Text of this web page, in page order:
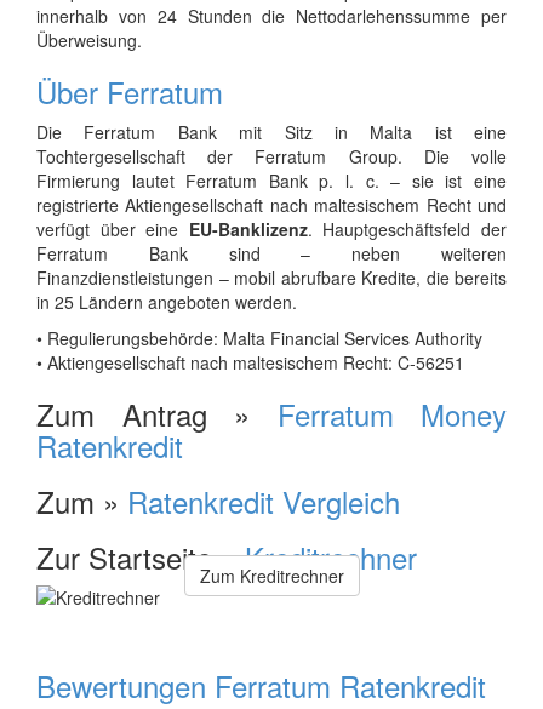
innerhalb von 24 Stunden die Nettodarlehenssumme per
Überweisung.
Über Ferratum
Die Ferratum Bank mit Sitz in Malta ist eine
Tochtergesellschaft der Ferratum Group. Die volle
Firmierung lautet Ferratum Bank p. l. c. – sie ist eine
registrierte Aktiengesellschaft nach maltesischem Recht und
verfügt über eine EU-Banklizenz. Hauptgeschäftsfeld der
Ferratum Bank sind – neben weiteren
Finanzdienstleistungen – mobil abrufbare Kredite, die bereits
in 25 Ländern angeboten werden.
• Regulierungsbehörde: Malta Financial Services Authority
• Aktiengesellschaft nach maltesischem Recht: C-56251
Zum Antrag » Ferratum Money
Ratenkredit
Zum » Ratenkredit Vergleich
Zur Startseite »Kreditrechner
Zum Kreditrechner
Bewertungen Ferratum Ratenkredit